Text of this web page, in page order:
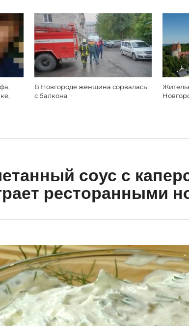
В Новгороде женщина сорвалась
с балкона
соус с
ресторанными